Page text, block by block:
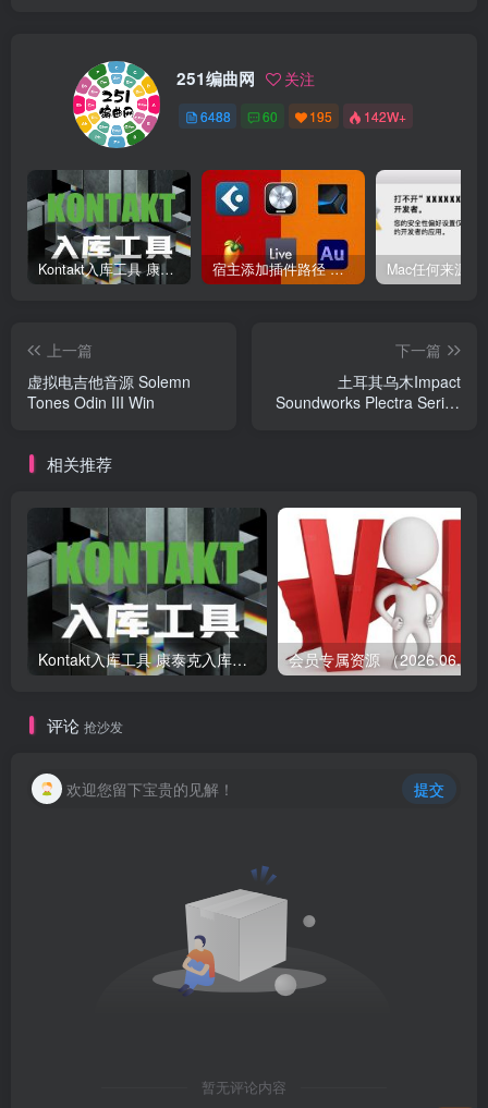
251编曲网 关注
6488 60 195 142W+
Kontakt入库工具 康泰克入库教程 宿主添加插件路径 插件路径设置 VSTPlugins路径
上一篇
虚拟电吉他音源 Solemn
Tones Odin III Win
下一篇
土耳其乌木Impact
Soundworks Plectra Series
相关推荐
Kontakt入库工具 康泰克入库教程
评论 抢沙发
欢迎您留下宝贵的见解！ 提交
暂无评论内容